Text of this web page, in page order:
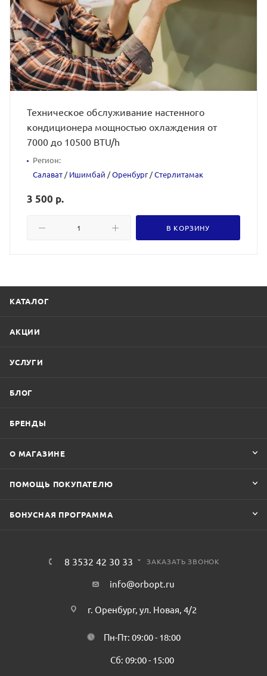
Техническое обслуживание настенного
кондиционера мощностью охлаждения от
7000 до 10500 BTU/h
Регион:
Салават /Ишимбай /Оренбург/Стерлитамак
3 500 р.
В КОРЗИНУ
КАТАЛОГ
АКЦИИ
УСЛУГИ
БЛОГ
БРЕНДЫ
О МАГАЗИНЕ
ПОМОЩЬ ПОКУПАТЕЛЮ
БОНУСНАЯ ПРОГРАММА
8 3532 42 30 33 ЗАКАЗАТЬ ЗВОНОК
info@orbopt.ru
г. Оренбург, ул. Новая, 4/2
Пн-Пт: 09:00 - 18:00
Сб: 09:00 - 15:00